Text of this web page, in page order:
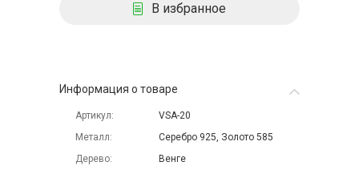
В избранное
Информация о товаре
Артикул
VSA-20
Металл
Серебро 925, Золото 585
Дерево
Венге